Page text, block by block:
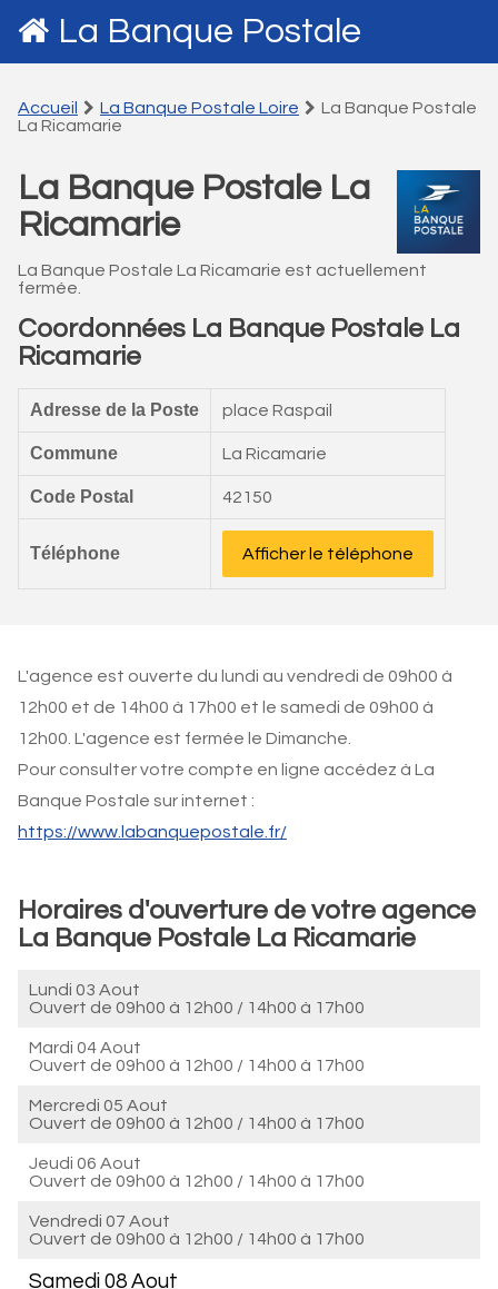
La Banque Postale
Accueil La Banque Postale Loire
La Banque Postale
La Ricamarie
La Banque Postale La
Ricamarie
La Banque Postale La Ricamarie est actuellement
fermée.
Coordonnées La Banque Postale La
Ricamarie
Adresse de la Poste place Raspail
Commune La Ricamarie
Code Postal 42150
Téléphone Afficher le téléphone
L'agence est ouverte du lundi au vendredi de 09h00 à
12h00 et de 14h00 à 17h00 et le samedi de 09h00 à
12h00. L'agence est fermée le Dimanche.
Pour consulter votre compte en ligne accédez à La
Banque Postale sur internet :
https://www.labanquepostale.fr/
Horaires d'ouverture de votre agence
La Banque Postale La Ricamarie
Lundi 03 Aout
Ouvert de 09h00 à 12h00 / 14h00 à 17h00
Mardi 04 Aout
Ouvert de 09h00 à 12h00 / 14h00 à 17h00
Mercredi 05 Aout
Ouvert de 09h00 à 12h00 / 14h00 à 17h00
Jeudi 06 Aout
Ouvert de 09h00 à 12h00 / 14h00 à 17h00
Vendredi 07 Aout
Ouvert de 09h00 à 12h00 / 14h00 à 17h00
Samedi 08 Aout